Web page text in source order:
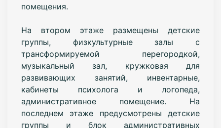
помещения.
На втором этаже размещены детские
группы, физкультурные залы с
трансформируемой перегородкой,
музыкальный зал, кружковая для
развивающих занятий, инвентарные,
кабинеты психолога и логопеда,
административное помещение. На
последнем этаже предусмотрены детские
группы и блок административных